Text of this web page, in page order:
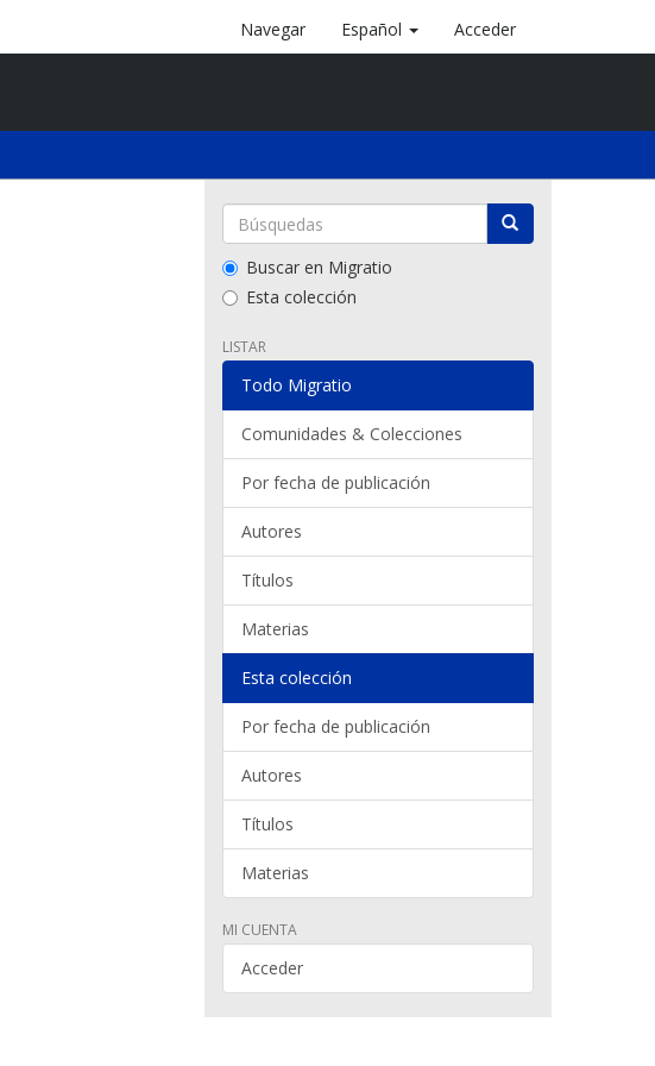
Navegar Español Acceder
Buscar en Migratio
Esta colección
LISTAR
Todo Migratio
Comunidades & Colecciones
Por fecha de publicación
Autores
Títulos
Materias
Esta colección
Por fecha de publicación
Autores
Títulos
Materias
MI CUENTA
Acceder